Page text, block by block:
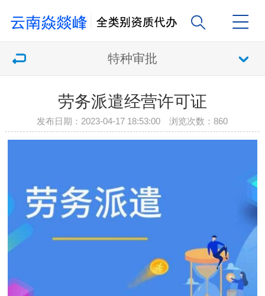
特种审批
劳务派遣经营许可证
发布日期：2023-04-17 18:53:00 浏览次数：860